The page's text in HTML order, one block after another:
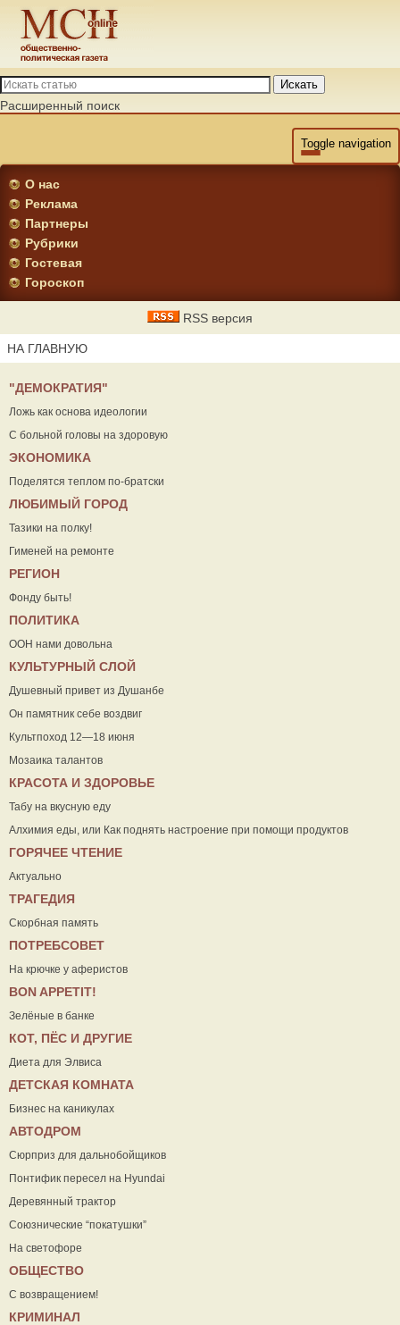
Искать
Расширенный поиск
Toggle navigation
О нас
Реклама
Партнеры
Рубрики
Гостевая
Гороскоп
RSS версия
НА ГЛАВНУЮ
"ДЕМОКРАТИЯ"
Ложь как основа идеологии
С больной головы на здоровую
ЭКОНОМИКА
Поделятся теплом по-братски
ЛЮБИМЫЙ ГОРОД
Тазики на полку!
Гименей на ремонте
РЕГИОН
Фонду быть!
ПОЛИТИКА
ООН нами довольна
КУЛЬТУРНЫЙ СЛОЙ
Душевный привет из Душанбе
Он памятник себе воздвиг
Культпоход 12—18 июня
Мозаика талантов
КРАСОТА И ЗДОРОВЬЕ
Табу на вкусную еду
Алхимия еды, или Как поднять настроение при помощи продуктов
ГОРЯЧЕЕ ЧТЕНИЕ
Актуально
ТРАГЕДИЯ
Скорбная память
ПОТРЕБСОВЕТ
На крючке у аферистов
ВON APPETIT!
Зелёные в банке
КОТ, ПЁС И ДРУГИЕ
Диета для Элвиса
ДЕТСКАЯ КОМНАТА
Бизнес на каникулах
АВТОДРОМ
Сюрприз для дальнобойщиков
Понтифик пересел на Hyundai
Деревянный трактор
Союзнические “покатушки”
На светофоре
ОБЩЕСТВО
С возвращением!
КРИМИНАЛ